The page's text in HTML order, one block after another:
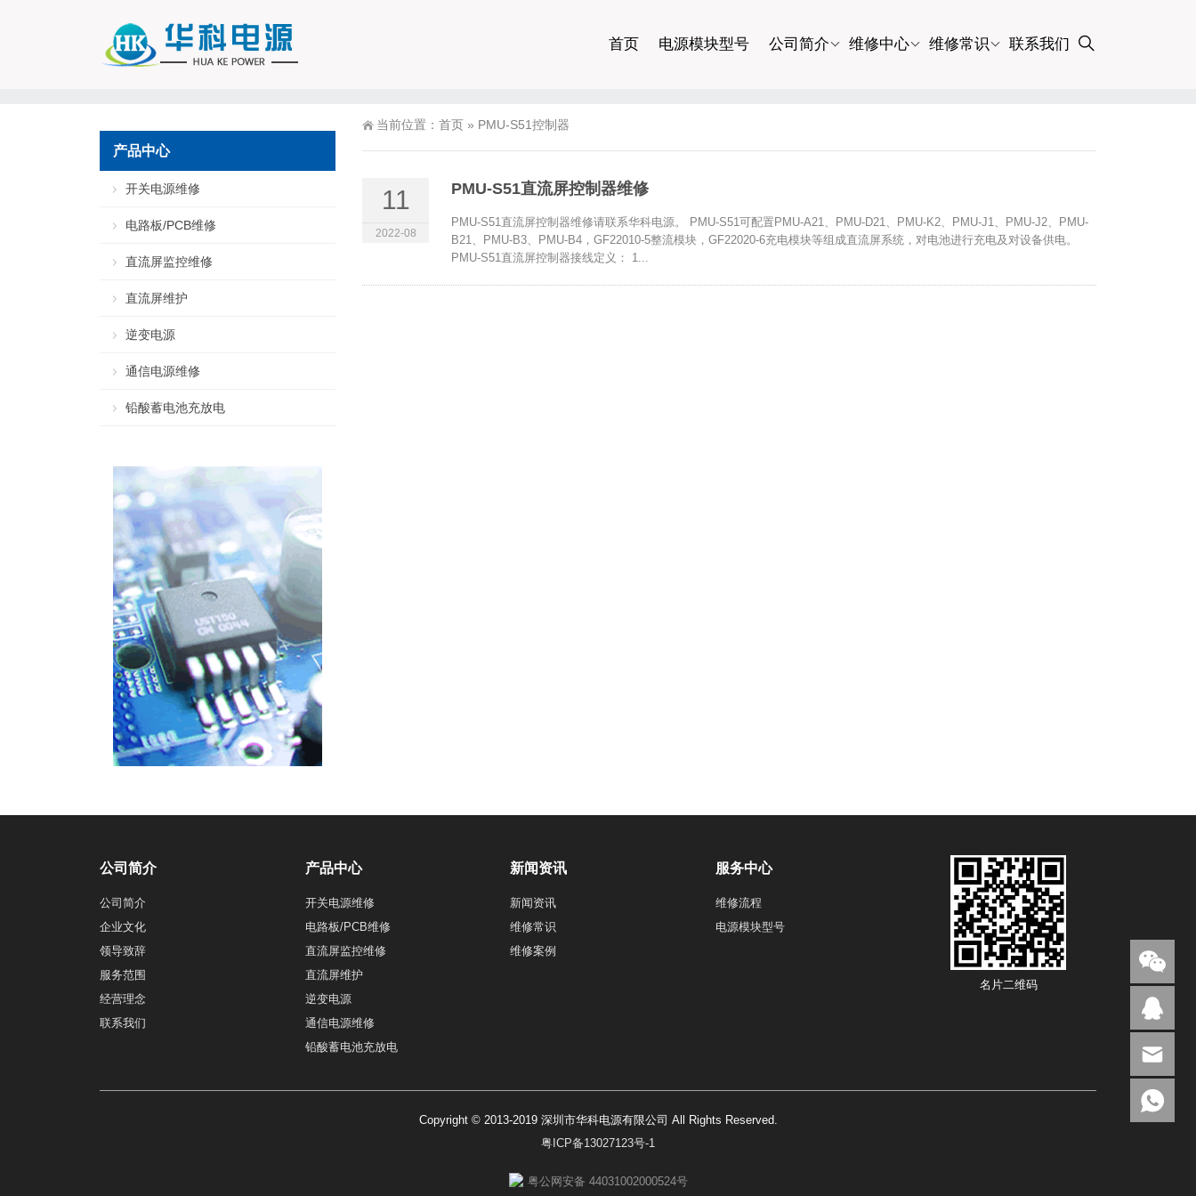
首页 电源模块型号 公司简介 维修中心 维修常识 联系我们
当前位置： 首页 » PMU-S51控制器
11
2022-08
PMU-S51直流屏控制器维修
PMU-S51直流屏控制器维修请联系华科电源。 PMU-S51可配置PMU-A21、PMU-D21、PMU-K2、PMU-J1、PMU-J2、PMU-
B21、PMU-B3、PMU-B4，GF22010-5整流模块，GF22020-6充电模块等组成直流屏系统，对电池进行充电及对设备供电。
PMU-S51直流屏控制器接线定义： 1...
产品中心
开关电源维修
电路板/PCB维修
直流屏监控维修
直流屏维护
逆变电源
通信电源维修
铅酸蓄电池充放电
公司简介
公司简介
企业文化
领导致辞
服务范围
经营理念
联系我们
产品中心
开关电源维修
电路板/PCB维修
直流屏监控维修
直流屏维护
逆变电源
通信电源维修
铅酸蓄电池充放电
新闻资讯
新闻资讯
维修常识
维修案例
服务中心
维修流程
电源模块型号
名片二维码
Copyright © 2013-2019 深圳市华科电源有限公司 All Rights Reserved.
粤ICP备13027123号-1
粤公网安备 44031002000524号